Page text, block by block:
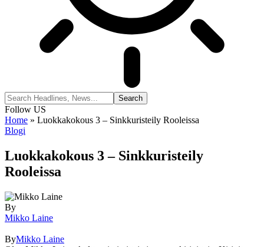
Follow US
Home » Luokkakokous 3 – Sinkkuristeily Rooleissa
Blogi
Luokkakokous 3 – Sinkkuristeily
Rooleissa
By
Mikko Laine
ByMikko Laine